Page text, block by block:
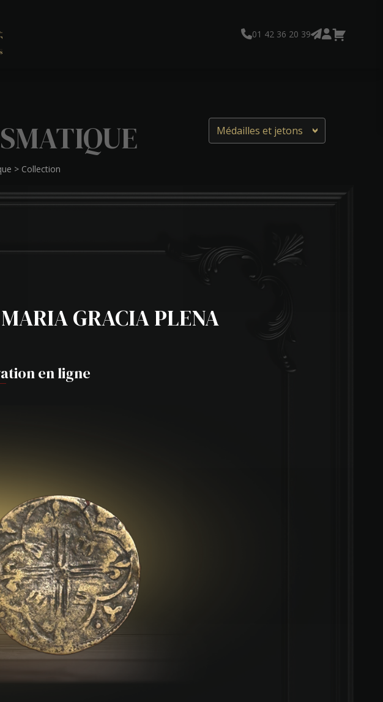
01 42 36 20 39
> Collection
Médailles et jetons
GRACIA PLENA
en ligne